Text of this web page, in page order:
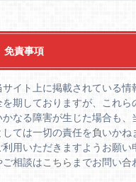
免責事項
サイト上に掲載されている情
を期しておりますが、これら
かなる障害が生じた場合も、
しては一切の責任を負いかね
利用いただきますようお願い
ご相談はこちら までお問い合